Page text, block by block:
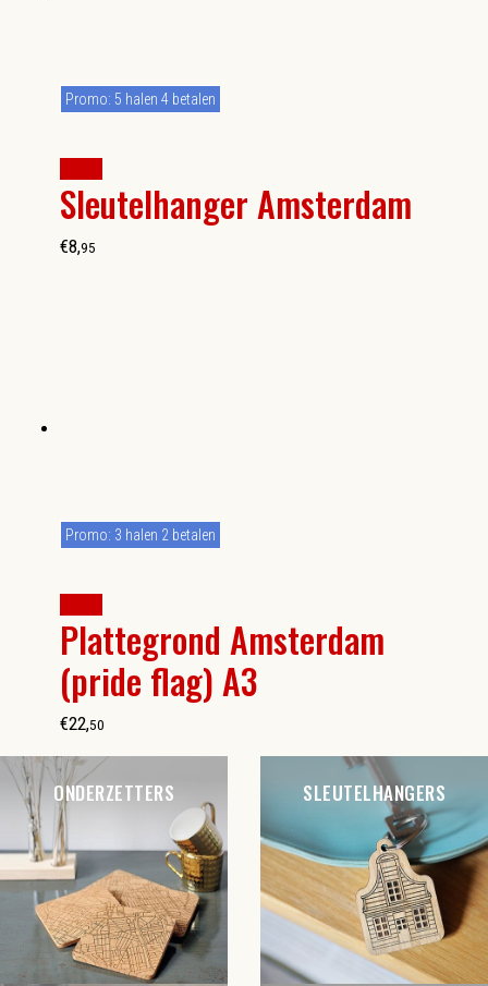
Sleutelhanger Amsterdam
Promo: 5 halen 4 betalen
€8,95
Plattegrond Amsterdam
(pride flag) A3
Promo: 3 halen 2 betalen
€22,50
ONDERZETTERS SLEUTELHANGERS